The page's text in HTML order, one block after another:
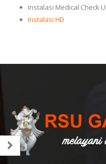
Instalasi Medical Check
Instalasi HD